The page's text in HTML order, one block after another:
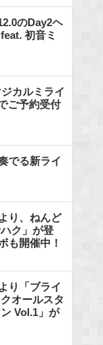
のDay2ヘ
初音ミ
カルミライ
ご予約受付
でる新ライ
り、ねんど
ク」が登
も開催中！
り「ブライ
オールスタ
Vol.1」が